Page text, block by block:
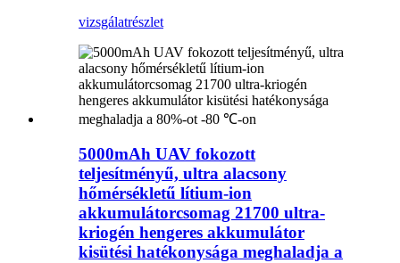
vizsgálatrészlet
5000mAh UAV fokozott
teljesítményű, ultra alacsony
hőmérsékletű lítium-ion
akkumulátorcsomag 21700 ultra-
kriogén hengeres akkumulátor
kisütési hatékonysága meghaladja a